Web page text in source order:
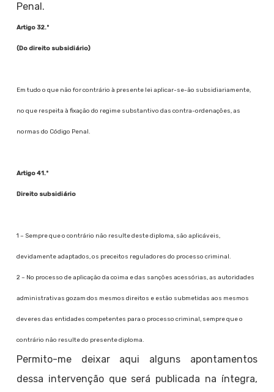
Penal.
Artigo 32.º
(Do direito subsidiário)
Em tudo o que não for contrário à presente lei aplicar-se-ão subsidiariamente,
no que respeita à fixação do regime substantivo das contra-ordenações, as
normas do Código Penal.
Artigo 41.º
Direito subsidiário
1 – Sempre que o contrário não resulte deste diploma, são aplicáveis,
devidamente adaptados, os preceitos reguladores do processo criminal.
2 – No processo de aplicação da coima e das sanções acessórias, as autoridades
administrativas gozam dos mesmos direitos e estão submetidas aos mesmos
deveres das entidades competentes para o processo criminal, sempre que o
contrário não resulte do presente diploma.
Permito-me deixar aqui alguns apontamentos
dessa intervenção que será publicada na íntegra,